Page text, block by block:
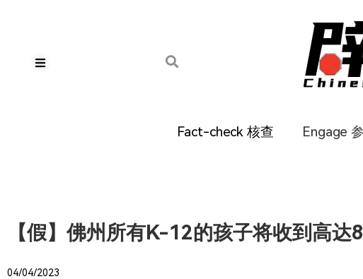
Fact-check 核查 Engage
【假】佛州所有K-12的孩子将收到高达
04/04/2023